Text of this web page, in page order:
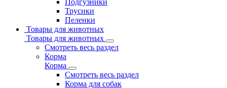
Подгузники
Трусики
Пеленки
Товары для животных
Товары для животных
Смотреть весь раздел
Корма
Корма
Смотреть весь раздел
Корма для собак